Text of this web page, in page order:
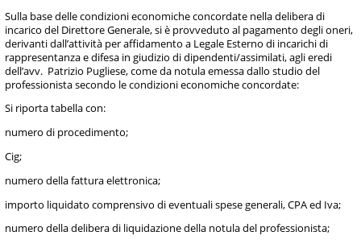
Sulla base delle condizioni economiche concordate nella delibera di
incarico del Direttore Generale, si è provveduto al pagamento degli oneri,
derivanti dall’attività per affidamento a Legale Esterno di incarichi di
rappresentanza e difesa in giudizio di dipendenti/assimilati, agli eredi
dell’avv. Patrizio Pugliese, come da notula emessa dallo studio del
professionista secondo le condizioni economiche concordate:
Si riporta tabella con:
numero di procedimento;
Cig;
numero della fattura elettronica;
importo liquidato comprensivo di eventuali spese generali, CPA ed Iva;
numero della delibera di liquidazione della notula del professionista;